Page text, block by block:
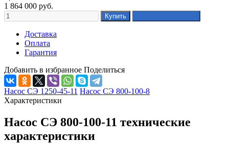
1 864 000 руб.
Доставка
Оплата
Гарантия
Добавить в избранное Поделиться
Насос СЭ 1250-45-11 Насос СЭ 800-100-8
Характеристики
Насос СЭ 800-100-11 технические
характеристики